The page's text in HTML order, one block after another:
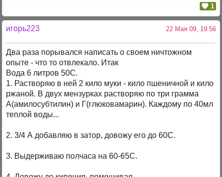
1
игорь223 22 Мая 09, 19:56
Два раза порывался написать о своем ничтожном
опыте - что то отвлекало. Итак
Вода 6 литров 50С.
1. Растворяю в ней 2 кило муки - кило пшеничной и кило
ржаной. В двух мензурках растворяю по три грамма
А(амилосубтилин) и Г(глюковамарин). Каждому по 40мл
теплой воды...
2. 3/4 А добавляю в затор, довожу его до 60С.
3. Выдерживаю полчаса на 60-65С.